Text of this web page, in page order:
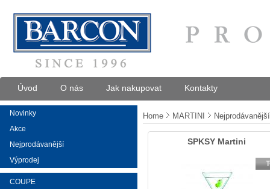
Úvod O nás Jak nakupovat Kontakty
Novinky
Akce
Nejprodávanější
Výprodej
COUPE
Home MARTINI Nejprodávanější
SPKSY Martini